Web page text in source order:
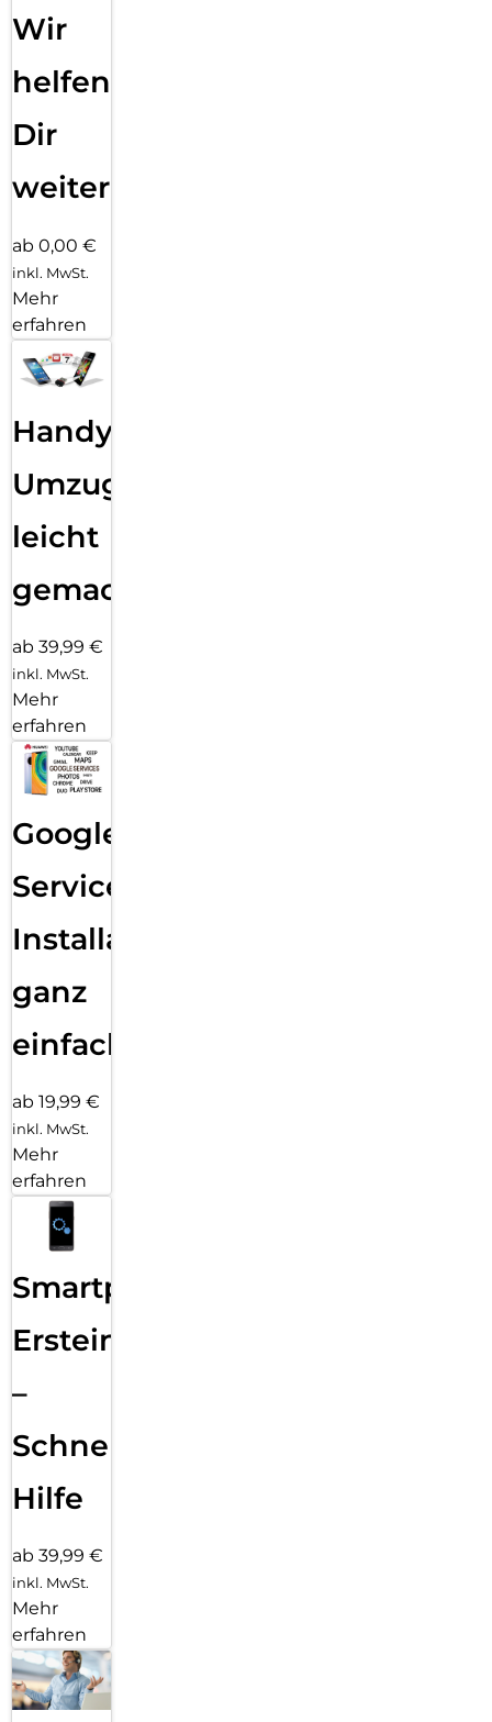
Wir
helfen
Dir
weiter
ab 0,00 €
inkl. MwSt.
Mehr
erfahren
Handy
Umzug
leicht
gemacht!
ab 39,99 €
inkl. MwSt.
Mehr
erfahren
Google
Services
Installation
ganz
einfach
ab 19,99 €
inkl. MwSt.
Mehr
erfahren
Smartphone
Ersteinrichtung
–
Schnelle
Hilfe
ab 39,99 €
inkl. MwSt.
Mehr
erfahren